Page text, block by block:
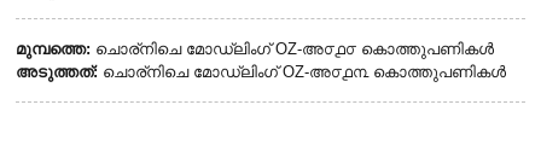
മുമ്പത്തെ: ചൊര്നിചെ മോഡ്ലിംഗ് OZ-അ൦൧൦ കൊത്തുപണികൾ
അടുത്തത്: ചൊര്നിചെ മോഡ്ലിംഗ് OZ-അ൦൧൩ കൊത്തുപണികൾ